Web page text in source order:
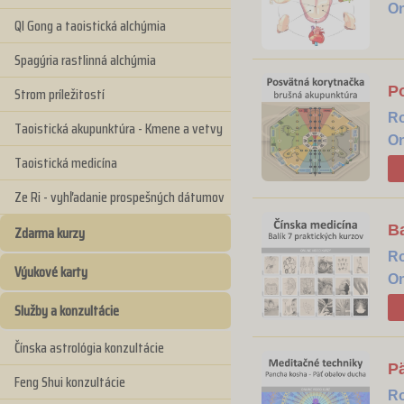
QI Gong a taoistická alchýmia
Spagýria rastlinná alchýmia
Strom príležitostí
Taoistická akupunktúra - Kmene a vetvy
Taoistická medicína
Ze Ri - vyhľadanie prospešných dátumov
Zdarma kurzy
Výukové karty
Služby a konzultácie
Čínska astrológia konzultácie
Feng Shui konzultácie